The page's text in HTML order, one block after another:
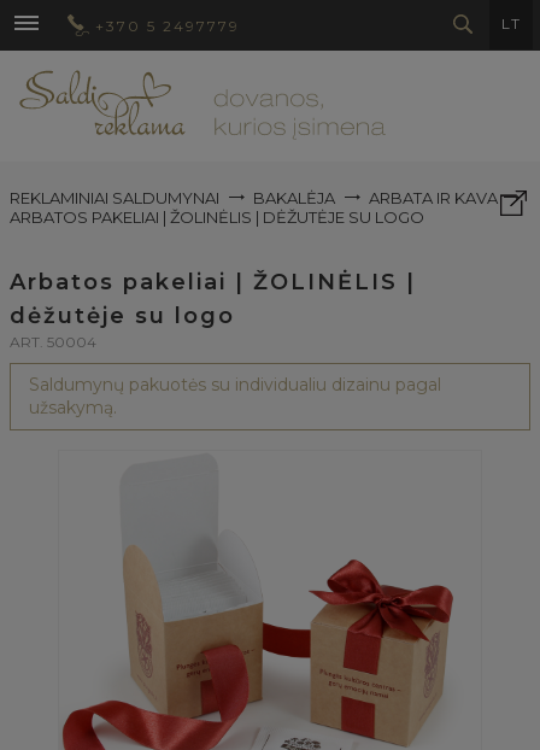
+370 5 2497779 LT
REKLAMINIAI SALDUMYNAI BAKALĖJA
ARBATA IR KAVA
ARBATOS PAKELIAI | ŽOLINĖLIS | DĖŽUTĖJE SU LOGO
Arbatos pakeliai | ŽOLINĖLIS |
dėžutėje su logo
ART. 50004
Saldumynų pakuotės su individualiu dizainu pagal
užsakymą.